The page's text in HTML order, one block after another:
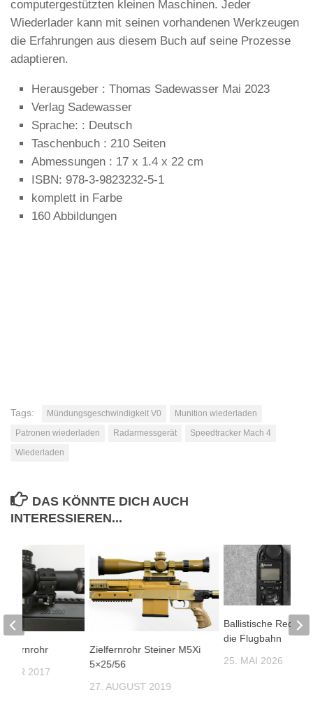
computergestützten kleinen Maschinen. Jeder
Wiederlader kann mit seinen vorhandenen Werkzeugen
die Erfahrungen aus diesem Buch auf seine Prozesse
adaptieren.
Herausgeber : Thomas Sadewasser Mai 2023
Verlag Sadewasser
Sprache: : Deutsch
Taschenbuch : 210 Seiten
Abmessungen : 17 x 1.4 x 22 cm
ISBN: 978-3-9823232-5-1
komplett in Farbe
160 Abbildungen
Tags: Mündungsgeschwindigkeit V0
Munition wiederladen
Patronen wiederladen
Radarmessgerät
Speedtracker Mach 4
Wiederladen
DAS KÖNNTE DICH AUCH
INTERESSIEREN...
Zielfernrohr Steiner M5Xi
5×25/56
27. AUGUST 2019
Ballistische
die Flugbahn
25. MAI 2026
2017